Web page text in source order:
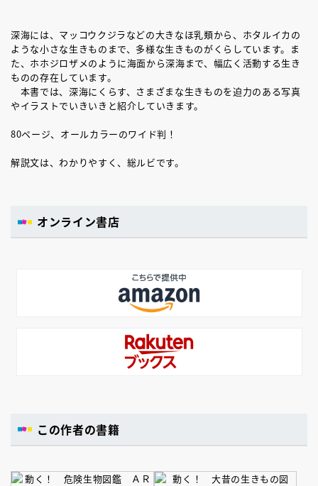
深海には、マッコウクジラなどの大きなほ乳類から、ホタルイカの
ような小さな生きものまで、多様な生きものがくらしています。ま
た、ホホジロザメのように海面から深海まで、幅広く活動する生き
ものの存在しています。
本書では、深海にくらす、さまざまな生きものを迫力のある写真
やイラストでいきいきと紹介していきます。
80ページ、オールカラーのワイド判！
解説文は、わかりやすく、総ルビです。
オンライン書店
この作者の書籍